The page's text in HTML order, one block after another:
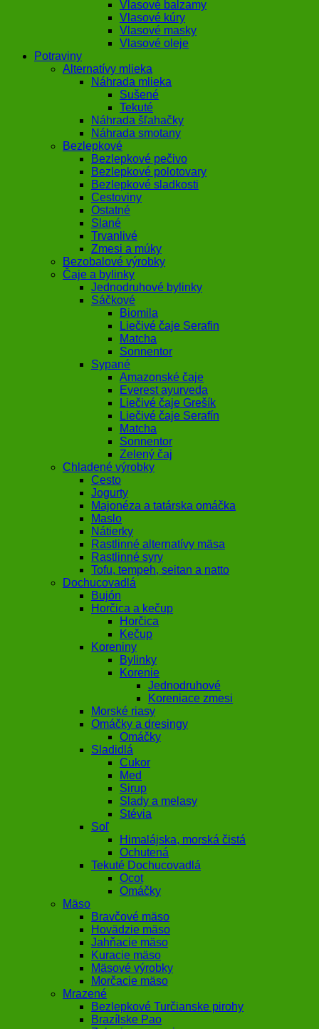
Vlasové balzamy
Vlasové kúry
Vlasové masky
Vlasové oleje
Potraviny
Alternatívy mlieka
Náhrada mlieka
Sušené
Tekuté
Náhrada šľahačky
Náhrada smotany
Bezlepkové
Bezlepkové pečivo
Bezlepkové polotovary
Bezlepkové sladkosti
Cestoviny
Ostatné
Slané
Trvanlivé
Zmesi a múky
Bezobalové výrobky
Čaje a bylinky
Jednodruhové bylinky
Sáčkové
Biomila
Liečivé čaje Serafin
Matcha
Sonnentor
Sypané
Amazonské čaje
Everest ayurveda
Liečivé čaje Grešík
Liečivé čaje Serafín
Matcha
Sonnentor
Zelený čaj
Chladené výrobky
Cesto
Jogurty
Majonéza a tatárska omáčka
Maslo
Nátierky
Rastlinné alternatívy mäsa
Rastlinné syry
Tofu, tempeh, seitan a natto
Dochucovadlá
Bujón
Horčica a kečup
Horčica
Kečup
Koreniny
Bylinky
Korenie
Jednodruhové
Koreniace zmesi
Morské riasy
Omáčky a dresingy
Omáčky
Sladidlá
Cukor
Med
Sirup
Slady a melasy
Stévia
Soľ
Himalájska, morská čistá
Ochutená
Tekuté Dochucovadlá
Ocot
Omáčky
Mäso
Bravčové mäso
Hovädzie mäso
Jahňacie mäso
Kuracie mäso
Mäsové výrobky
Morčacie mäso
Mrazené
Bezlepkové Turčianske pirohy
Brazílske Pao